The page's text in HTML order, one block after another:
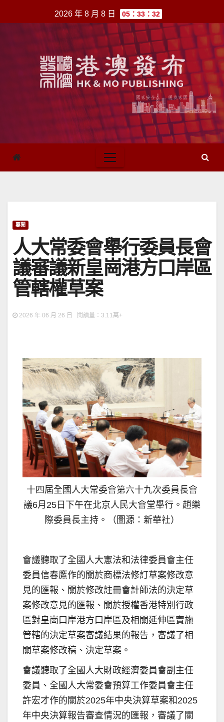
至
2026 年 8 月 8 日 05：33：32
要聞
人大常委會舉行委員長會
議審議新皇崗港方口岸區
管轄權草案
2026 年 06 月 26 日 閱讀量：3.11萬+
十四屆全國人大常委會第六十九次委員長會
議6月25日下午在北京人民大會堂舉行。趙樂
際委員長主持。（圖源：新華社）
會議聽取了全國人大憲法和法律委員會主任
委員信春鷹作的關於商標法修訂草案修改意
見的匯報、關於修改註冊會計師法的決定草
案修改意見的匯報、關於授權香港特別行政
區對皇崗口岸港方口岸區及相關延伸區實施
管轄的決定草案審議結果的報告，審議了相
關草案修改稿、決定草案。
會議聽取了全國人大財政經濟委員會副主任
委員、全國人大常委會預算工作委員會主任
許宏才作的關於2025年中央決算草案和2025
年中央決算報告審查情況的匯報，審議了關